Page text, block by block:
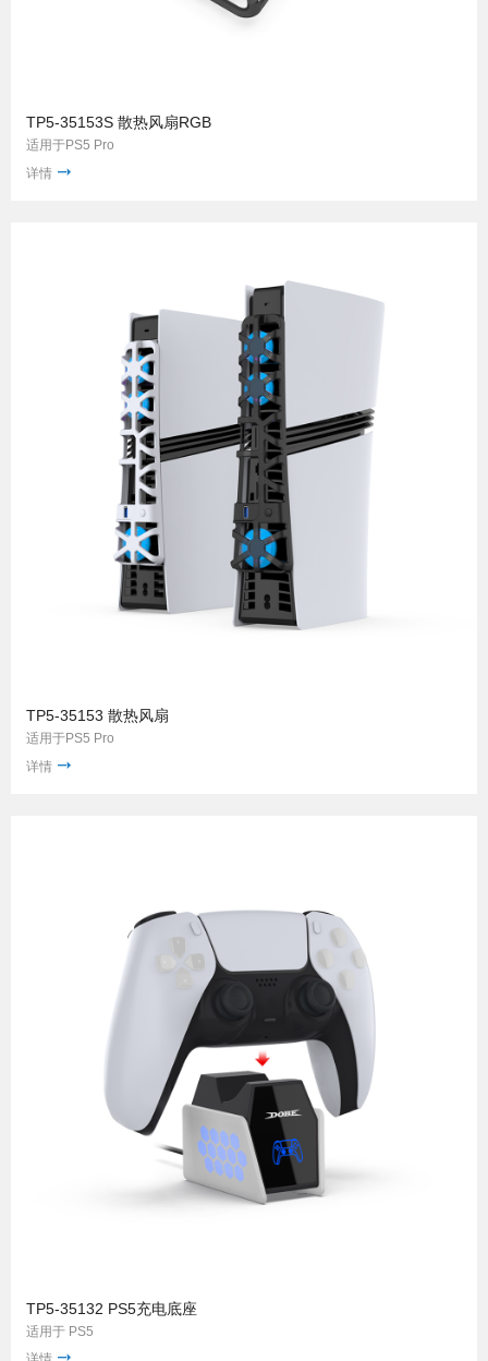
TP5-35153S 散热风扇RGB
适用于PS5 Pro
详情
TP5-35153 散热风扇
适用于PS5 Pro
详情
TP5-35132 PS5充电底座
适用于 PS5